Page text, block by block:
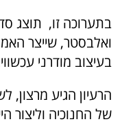
בתערוכה זו, תוצג
ואלבסטר, שייצר
בעיצוב מודרני
הרעיון הגיע
של החנוכיה וליצור